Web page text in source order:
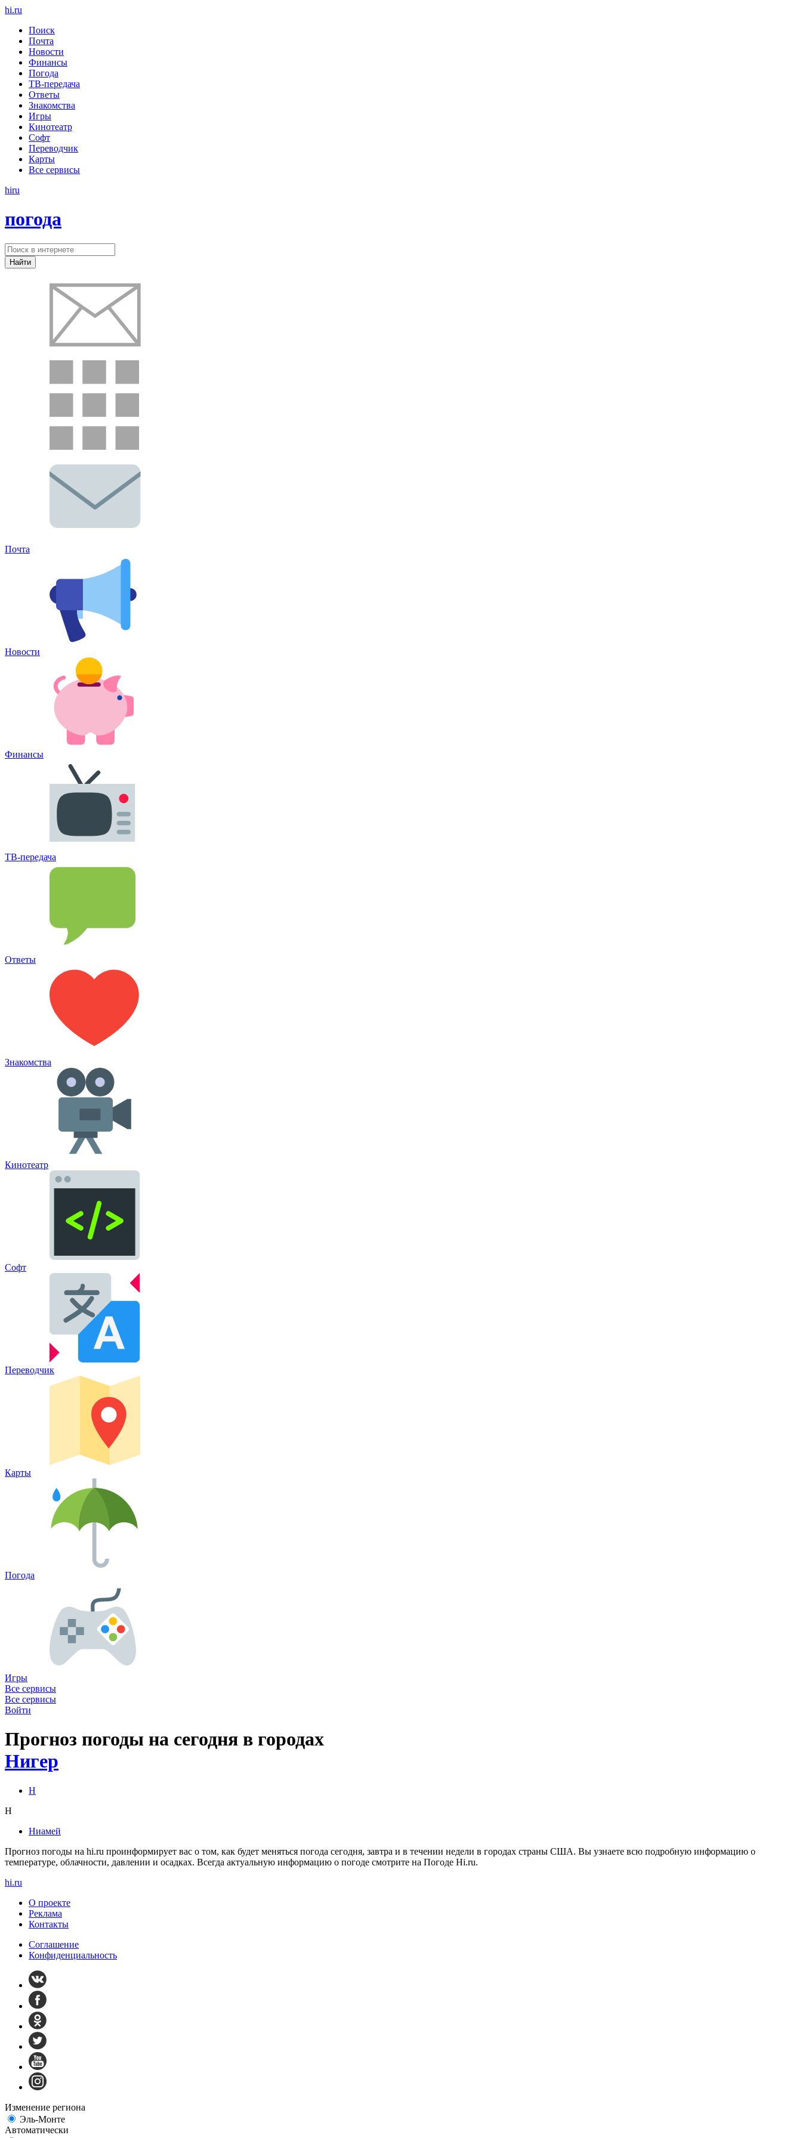
hi.ru
Поиск
Почта
Новости
Финансы
Погода
ТВ-передача
Ответы
Знакомства
Игры
Кинотеатр
Софт
Переводчик
Карты
Все сервисы
hiru
погода
Найти
Почта
Новости
Финансы
ТВ-передача
Ответы
Знакомства
Кинотеатр
Софт
Переводчик
Карты
Погода
Игры
Все сервисы
Все сервисы
Войти
Прогноз погоды на сегодня в городах
Нигер
Н
Н
Ниамей
Прогноз погоды на hi.ru проинформирует вас о том, как будет меняться погода сегодня, завтра и в течении недели в городах страны США. Вы узнаете всю подробную информацию о
температуре, облачности, давлении и осадках. Всегда актуальную информацию о погоде смотрите на Погоде Hi.ru.
hi.ru
О проекте
Реклама
Контакты
Cоглашение
Конфиденциальность
Изменение региона
Эль-Монте
Автоматически